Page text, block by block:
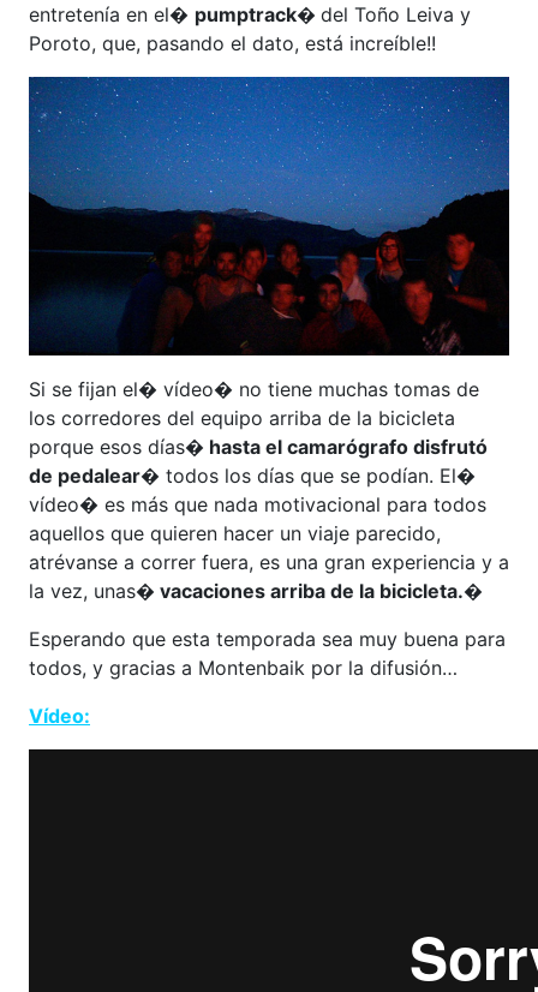
entretenía en el� pumptrack� del Toño Leiva y
Poroto, que, pasando el dato, está increíble!!
Si se fijan el� vídeo� no tiene muchas tomas de
los corredores del equipo arriba de la bicicleta
porque esos días� hasta el camarógrafo disfrutó
de pedalear� todos los días que se podían. El�
vídeo� es más que nada motivacional para todos
aquellos que quieren hacer un viaje parecido,
atrévanse a correr fuera, es una gran experiencia y a
la vez, unas� vacaciones arriba de la bicicleta.�
Esperando que esta temporada sea muy buena para
todos, y gracias a Montenbaik por la difusión…
Vídeo: